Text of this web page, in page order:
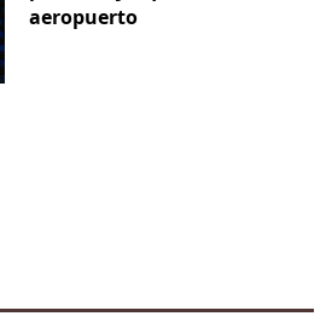
aeropuerto